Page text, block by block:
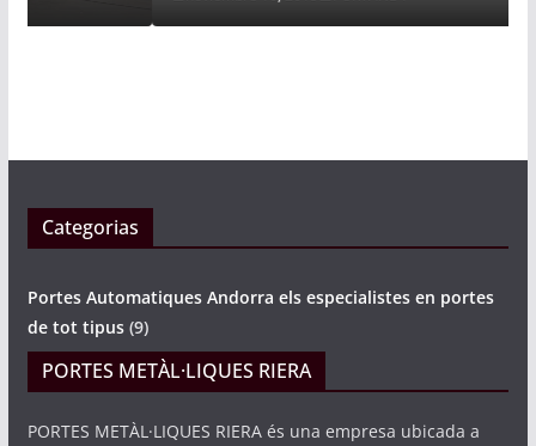
Categorias
Portes Automatiques Andorra els especialistes en portes
de tot tipus(9)
PORTES METÀL·LIQUES RIERA
PORTES METÀL·LIQUES RIERA és una empresa ubicada a